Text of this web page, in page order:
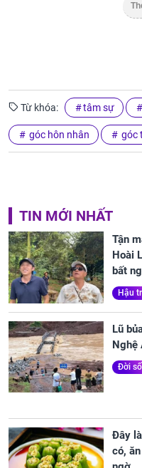
Từ khóa: tâm sự
góc hôn nhân góc
TIN MỚI NHẤT
Tận
Hoài
bất
Hậu
Lũ
Nghệ
Đời
Đây
có,